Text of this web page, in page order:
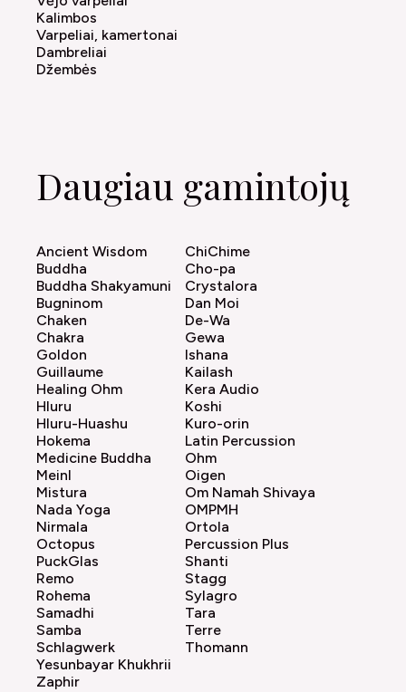
Kalimbos
Varpeliai, kamertonai
Dambreliai
Džembės
Daugiau gamintojų
Ancient Wisdom
Buddha
Buddha Shakyamuni
Bugninom
Chaken
Chakra
ChiChime
Cho-pa
Crystalora
Dan Moi
De-Wa
Gewa
Goldon
Guillaume
Healing Ohm
Hluru
Hluru-Huashu
Hokema
Ishana
Kailash
Kera Audio
Koshi
Kuro-orin
Latin Percussion
Medicine Buddha
Meinl
Mistura
Nada Yoga
Nirmala
Octopus
Ohm
Oigen
Om Namah Shivaya
OMPMH
Ortola
Percussion Plus
PuckGlas
Remo
Rohema
Samadhi
Samba
Schlagwerk
Shanti
Stagg
Sylagro
Tara
Terre
Thomann
Yesunbayar Khukhrii
Zaphir